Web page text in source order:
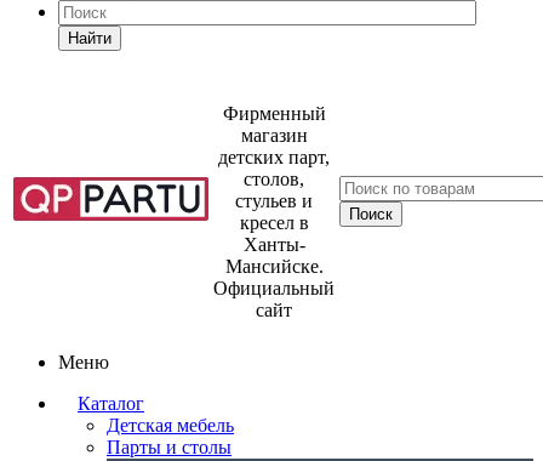
Найти
Фирменный
магазин
детских парт,
столов,
стульев и
кресел в
Ханты-
Мансийске.
Официальный
сайт
Меню
Каталог
Детская мебель
Парты и столы